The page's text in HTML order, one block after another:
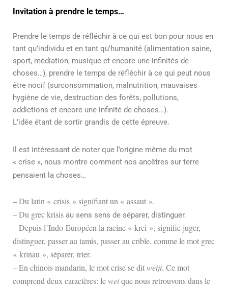
Invitation à prendre le temps…
Prendre le temps de réfléchir à ce qui est bon pour nous en
tant qu’individu et en tant qu’humanité (alimentation saine,
sport, médiation, musique et encore une infinités de
choses…), prendre le temps de réfléchir à ce qui peut nous
être nocif (surconsommation, malnutrition, mauvaises
hygiène de vie, destruction des forêts, pollutions,
addictions et encore une infinité de choses…).
L’idée étant de sortir grandis de cette épreuve.
Il est intéressant de noter que l’origine même du mot
« crise », nous montre comment nos ancêtres sur terre
pensaient la choses…
– Du latin « crisis » signifiant un « assaut ».
– Du grec krisis au sens sens de séparer, distinguer.
– Depuis l’Indo-Européen la racine « krei », signifie juger,
distinguer, passer au tamis, passer au crible, comme le mot grec
« krinau », séparer, trier.
– En chinois mandarin, le mot crise se ditweiji. Ce mot
comprend deux caractères: leweique nous retrouvons dans le